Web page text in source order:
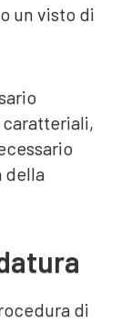
un visto di
della
di